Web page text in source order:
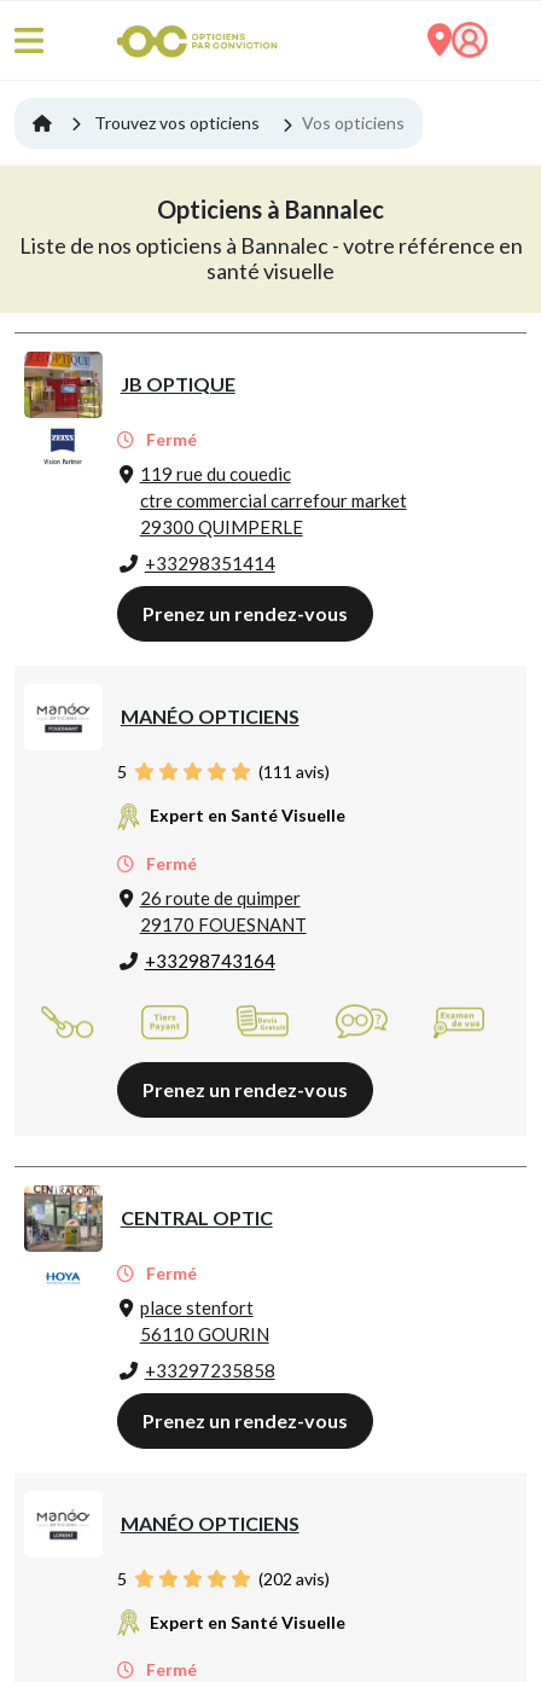
Trouvez vos opticiens Vos opticiens
Opticiens à Bannalec
Liste de nos opticiens à Bannalec - votre référence en
santé visuelle
JB OPTIQUE
Fermé
119 rue du couedic
ctre commercial carrefour market
29300 QUIMPERLE
+33298351414
Prenez un rendez-vous
MANÉO OPTICIENS
5 (111 avis)
Expert en Santé Visuelle
Fermé
26 route de quimper
29170 FOUESNANT
+33298743164
Prenez un rendez-vous
CENTRAL OPTIC
Fermé
place stenfort
56110 GOURIN
+33297235858
Prenez un rendez-vous
MANÉO OPTICIENS
5 (202 avis)
Expert en Santé Visuelle
Fermé